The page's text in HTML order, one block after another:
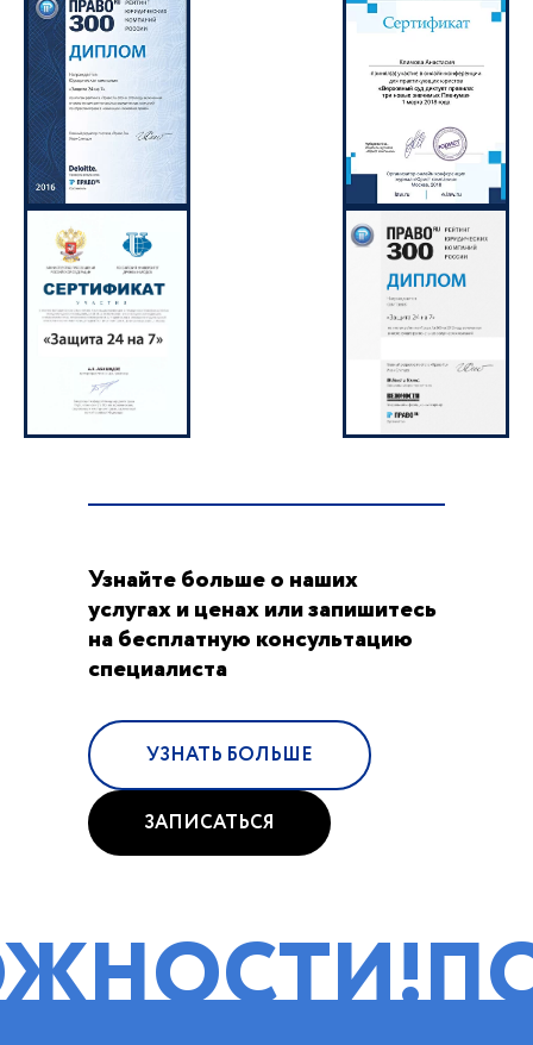
Узнайте больше о наших
услугах и ценах или запишитесь
на бесплатную консультацию
специалиста
УЗНАТЬ БОЛЬШЕ
ЗАПИСАТЬСЯ